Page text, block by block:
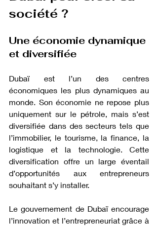
société ?
Une économie dynamique
et diversifiée
Dubaï est l’un des centres
économiques les plus dynamiques au
monde. Son économie ne repose plus
uniquement sur le pétrole, mais s’est
diversifiée dans des secteurs tels que
l’immobilier, le tourisme, la finance, la
logistique et la technologie. Cette
diversification offre un large éventail
d’opportunités aux entrepreneurs
souhaitant s’y installer.
Le gouvernement de Dubaï encourage
l’innovation et l’entrepreneuriat grâce à